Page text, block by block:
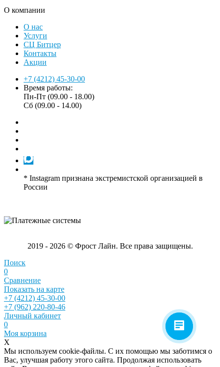
О компании
О нас
Услуги
СЦ Битцер
Контакты
Акции
+7 (4212) 45-30-00
Время работы:
Пн-Пт (09.00 - 18.00)
Сб (09.00 - 14.00)
* Instagram признана экстремистской организацией в
России
2019 - 2026 © Фрост Лайн. Все права защищены.
Поиск
0
Сравнение
Показать на карте
+7 (4212) 45-30-00
+7 (962) 220-80-46
Личный кабинет
0
Моя корзина
X
Мы используем cookie-файлы. С их помощью мы заботимся о
Вас, улучшая работу этого сайта. Продолжая использовать